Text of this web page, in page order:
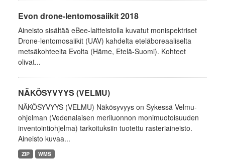
Evon drone-lentomosaiikit 2018
Aineisto sisältää eBee-laitteistolla kuvatut monispektriset
Drone-lentomosaiikit (UAV) kahdelta eteläboreaaliselta
metsäkohteelta Evolta (Häme, Etelä-Suomi). Kohteet
olivat...
NÄKÖSYVYYS (VELMU)
NÄKÖSYVYYS (VELMU) Näkösyvyys on Sykessä Velmu-
ohjelman (Vedenalaisen meriluonnon monimuotoisuuden
inventointiohjelma) tarkoituksiin tuotettu rasteriaineisto.
Aineisto kuvaa...
ZIP WMS